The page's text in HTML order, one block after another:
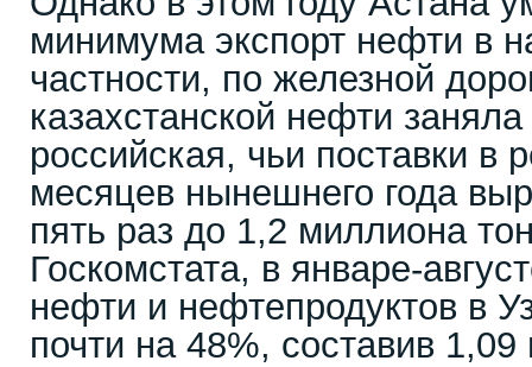
минимума экспорт нефти в
частности, по железной
казахстанской нефти
российская, чьи поставки в
месяцев нынешнего года
пять раз до 1,2 миллиона
Госкомстата, в январе-
нефти и нефтепродуктов в
почти на 48%, составив